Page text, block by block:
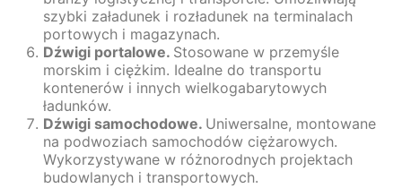
szybki załadunek i rozładunek na terminalach
portowych i magazynach.
Dźwigi portalowe. Stosowane w przemyśle
morskim i ciężkim. Idealne do transportu
kontenerów i innych wielkogabarytowych
ładunków.
Dźwigi samochodowe. Uniwersalne, montowane
na podwoziach samochodów ciężarowych.
Wykorzystywane w różnorodnych projektach
budowlanych i transportowych.